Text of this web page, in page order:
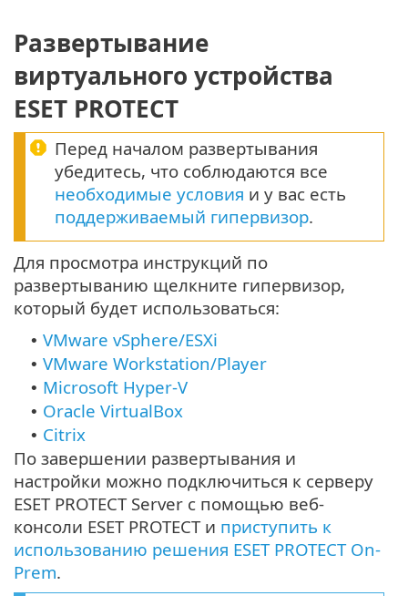
Развертывание
виртуального устройства
ESET PROTECT
Перед началом развертывания
убедитесь, что соблюдаются все
необходимые условия и у вас есть
поддерживаемый гипервизор.
Для просмотра инструкций по
развертыванию щелкните гипервизор,
который будет использоваться:
• VMware vSphere/ESXi
• VMware Workstation/Player
• Microsoft Hyper-V
• Oracle VirtualBox
• Citrix
По завершении развертывания и
настройки можно подключиться к серверу
ESET PROTECT Server с помощью веб-
консоли ESET PROTECT и приступить к
использованию решения ESET PROTECT On-
Prem.